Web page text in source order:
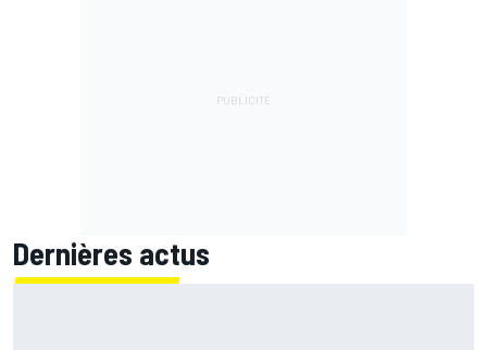
Dernières actus